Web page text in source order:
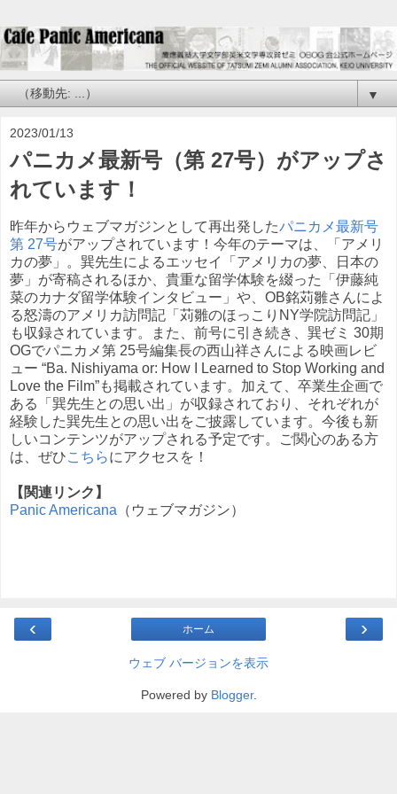
▼
2023/01/13
パニカメ最新号（第 27号）がアップさ
れています！
昨年からウェブマガジンとして再出発したパニカメ最新号
第 27号がアップされています！今年のテーマは、「アメリ
カの夢」。巽先生によるエッセイ「アメリカの夢、日本の
夢」が寄稿されるほか、貴重な留学体験を綴った「伊藤純
菜のカナダ留学体験インタビュー」や、OB銘苅雛さんによ
る怒濤のアメリカ訪問記「苅雛のほっこりNY学院訪問記」
も収録されています。また、前号に引き続き、巽ゼミ 30期
OGでパニカメ第 25号編集長の西山祥さんによる映画レビ
ュー “Ba. Nishiyama or: How I Learned to Stop Working and
Love the Film”も掲載されています。加えて、卒業生企画で
ある「巽先生との思い出」が収録されており、それぞれが
経験した巽先生との思い出をご披露しています。今後も新
しいコンテンツがアップされる予定です。ご関心のある方
は、ぜひこちらにアクセスを！
【関連リンク】
Panic Americana （ウェブマガジン）
‹ ›
ホーム
ウェブ バージョンを表示
Powered by Blogger.